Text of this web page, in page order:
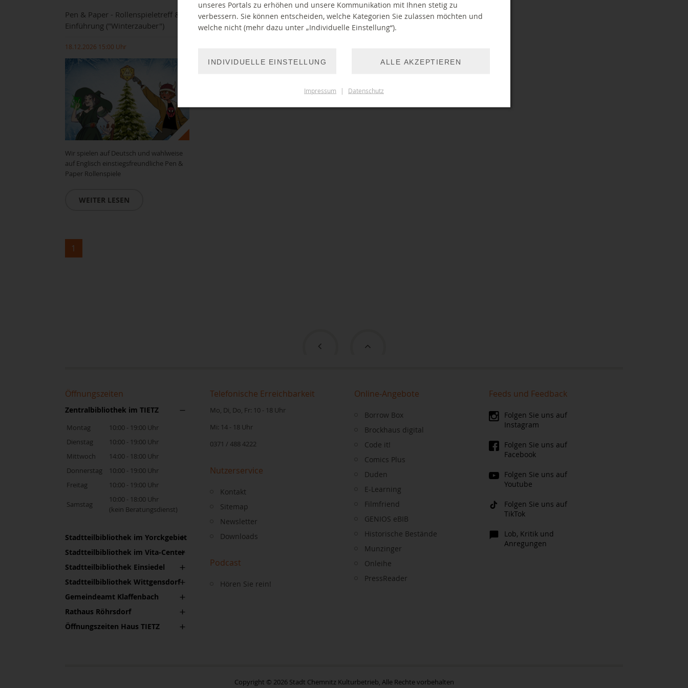
Pen & Paper - Rollenspieletreff &
Einführung ("Winterzauber")
18.12.2026 15:00 Uhr
Wir spielen auf Deutsch und wahlweise
auf Englisch einstiegsfreundliche Pen &
Paper Rollenspiele
WEITER LESEN
1
Öffnungszeiten
Zentralbibliothek im TIETZ
Montag
10:00 - 19:00 Uhr
Dienstag
10:00 - 19:00 Uhr
Mittwoch
14:00 - 18:00 Uhr
Donnerstag
10:00 - 19:00 Uhr
Freitag
10:00 - 19:00 Uhr
Samstag
10:00 - 18:00 Uhr
(kein Beratungsdienst)
Stadtteilbibliothek im Yorckgebiet
Stadtteilbibliothek im Vita-Center
Stadtteilbibliothek Einsiedel
Stadtteilbibliothek Wittgensdorf
Gemeindeamt Klaffenbach
Rathaus Röhrsdorf
Öffnungszeiten Haus TIETZ
Telefonische Erreichbarkeit
Mo, Di, Do, Fr: 10 - 18 Uhr
Mi: 14 - 18 Uhr
0371 / 488 4222
Nutzerservice
Kontakt
Sitemap
Newsletter
Downloads
Podcast
Hören Sie rein!
Online-Angebote
Borrow Box
Brockhaus digital
Code it!
Comics Plus
Duden
E-Learning
Filmfriend
GENIOS eBIB
Historische Bestände
Munzinger
Onleihe
PressReader
Feeds und Feedback
Folgen Sie uns auf
Instagram
Folgen Sie uns auf
Facebook
Folgen Sie uns auf
Youtube
Folgen Sie uns auf
TikTok
Lob, Kritik und
Anregungen
Copyright © 2026 Stadt Chemnitz Kulturbetrieb, Alle Rechte vorbehalten
unseres Portals zu erhöhen und unsere Kommunikation mit Ihnen stetig zu
verbessern. Sie können entscheiden, welche Kategorien Sie zulassen möchten und
welche nicht (mehr dazu unter „Individuelle Einstellung“).
INDIVIDUELLE EINSTELLUNG ALLE AKZEPTIEREN
Impressum | Datenschutz